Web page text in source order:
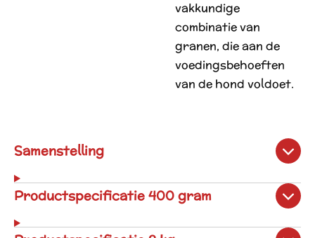
vakkundige
combinatie van
granen, die aan de
voedingsbehoeften
van de hond voldoet.
Samenstelling
Productspecificatie 400 gram